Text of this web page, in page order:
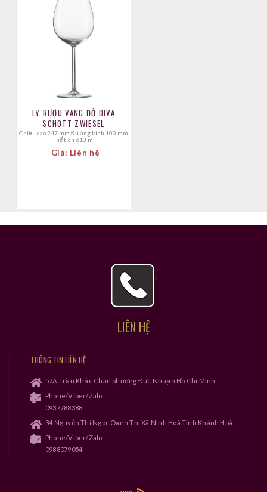
LY RƯỢU VANG ĐỎ DIVA
SCHOTT ZWIESEL
Chiều cao 247 mm Đường kính 100 mm
Thể tích 613 ml
Giá: Liên hệ
LIÊN HỆ
THÔNG TIN LIÊN HỆ
57A Trần Khắc Chân phường Đức Nhuận Hồ Chí MInh
Phone/Viber/Zalo
0937788388
34 Nguyễn Thị Ngọc Oanh Thị Xã Ninh Hoà Tỉnh Khánh Hoà.
Phone/Viber/Zalo
0988079054